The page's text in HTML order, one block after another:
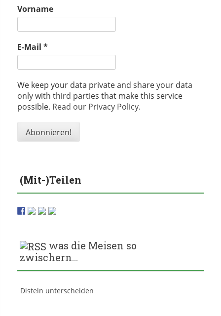
Vorname
E-Mail *
We keep your data private and share your data
only with third parties that make this service
possible. Read our Privacy Policy.
(Mit-)Teilen
was die Meisen so
zwischern…
Disteln unterscheiden